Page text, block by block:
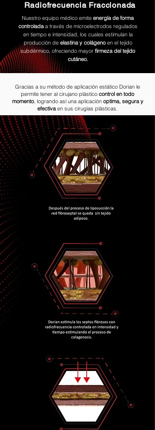
Radiofrecuencia Fraccionada
Nuestro equipo médico emite energía de forma
controladaa través de microelectrodos regulados
en tiempo e intensidad, los cuales estimulan la
producción deelastina y colágenoen el tejido
subdérmico, ofreciendo mayor firmeza del tejido
cutáneo.
Gracias a su método de aplicación estático Dorian le
permite tener al cirujano plástico control en todo
momento, logrando así una aplicación optima, segura y
efectivaen sus cirugías plásticas.